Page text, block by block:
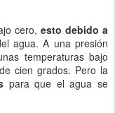
cero, esto debido a
agua. A una presión
temperaturas bajo
cien grados. Pero la
para que el agua se